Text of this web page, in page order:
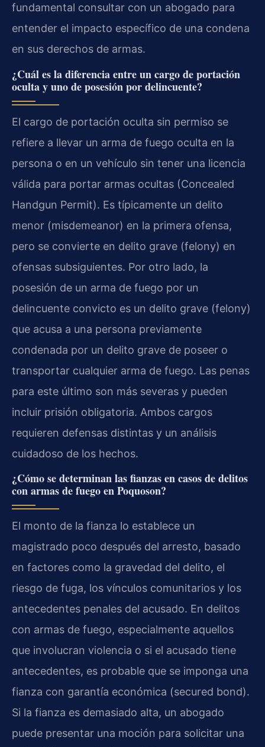
fundamental consultar con un abogado para
entender el impacto específico de una condena
en sus derechos de armas.
¿Cuál es la diferencia entre un cargo de portación
oculta y uno de posesión por delincuente?
El cargo de portación oculta sin permiso se
refiere a llevar un arma de fuego oculta en la
persona o en un vehículo sin tener una licencia
válida para portar armas ocultas (Concealed
Handgun Permit). Es típicamente un delito
menor (misdemeanor) en la primera ofensa,
pero se convierte en delito grave (felony) en
ofensas subsiguientes. Por otro lado, la
posesión de un arma de fuego por un
delincuente convicto es un delito grave (felony)
que acusa a una persona previamente
condenada por un delito grave de poseer o
transportar cualquier arma de fuego. Las penas
para este último son más severas y pueden
incluir prisión obligatoria. Ambos cargos
requieren defensas distintas y un análisis
cuidadoso de los hechos.
¿Cómo se determinan las fianzas en casos de delitos
con armas de fuego en Poquoson?
El monto de la fianza lo establece un
magistrado poco después del arresto, basado
en factores como la gravedad del delito, el
riesgo de fuga, los vínculos comunitarios y los
antecedentes penales del acusado. En delitos
con armas de fuego, especialmente aquellos
que involucran violencia o si el acusado tiene
antecedentes, es probable que se imponga una
fianza con garantía económica (secured bond).
Si la fianza es demasiado alta, un abogado
puede presentar una moción para solicitar una